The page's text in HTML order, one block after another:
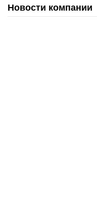
Новости компании